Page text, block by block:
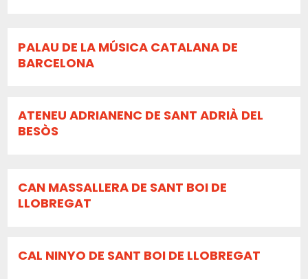
PALAU DE LA MÚSICA CATALANA DE
BARCELONA
ATENEU ADRIANENC DE SANT ADRIÀ DEL
BESÒS
CAN MASSALLERA DE SANT BOI DE
LLOBREGAT
CAL NINYO DE SANT BOI DE LLOBREGAT